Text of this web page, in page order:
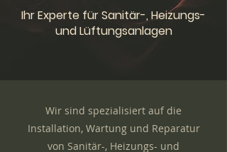
Ihr Experte für Sanitär-, Heizungs-
und Lüftungsanlagen
Wir sind spezialisiert auf die
Installation, Wartung und Reparatur
von Sanitär-, Heizungs- und